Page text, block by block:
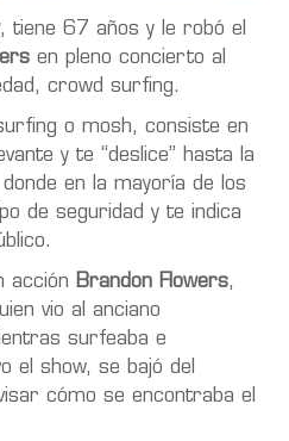
, tiene 67 años y le robó el
en pleno concierto al
crowd surfing.
o mosh, consiste en
y te “deslice” hasta la
en la mayoría de los
de seguridad y te indica
acción Brandon Flowers,
vio al anciano
surfeaba e
el show, se bajó del
cómo se encontraba el